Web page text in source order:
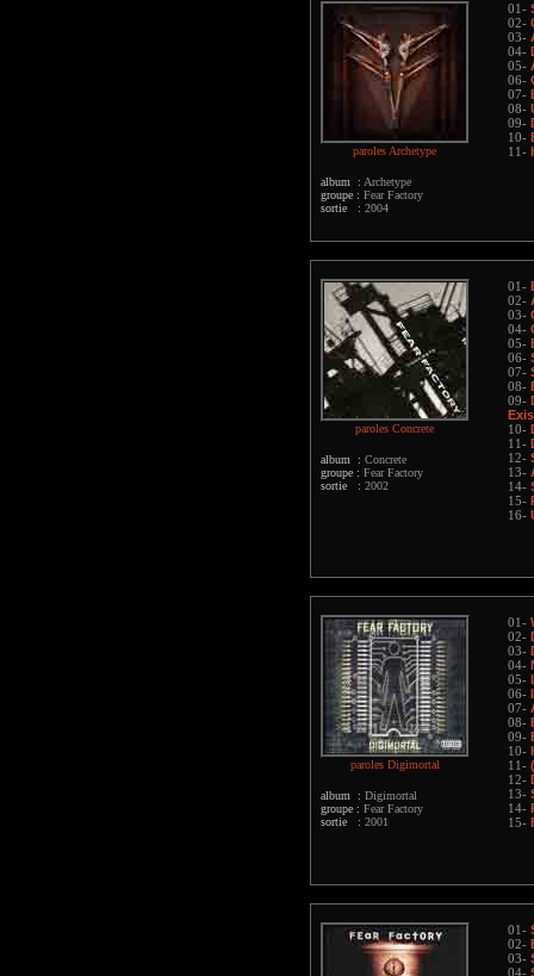
paroles Archetype
album : Archetype
groupe : Fear Factory
sortie : 2004
01-
02-
03-
04-
05-
06-
07-
08-
09-
10-
11-
paroles Concrete
album : Concrete
groupe : Fear Factory
sortie : 2002
01-
02-
03-
04-
05-
06-
07-
08-
09-
10-
11-
12-
13-
14-
15-
16-
paroles Digimortal
album : Digimortal
groupe : Fear Factory
sortie : 2001
01-
02-
03-
04-
05-
06-
07-
08-
09-
10-
11-
12-
13-
14-
15-
01-
02-
03-
04-